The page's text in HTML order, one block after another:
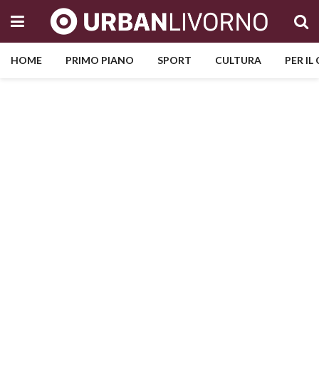
HOME PRIMO PIANO SPORT CULTURA PER